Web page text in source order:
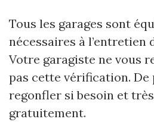
Tous les garages sont
nécessaires à l’entretien
Votre garagiste ne vous
pas cette vérification. De
regonfler si besoin et
gratuitement.